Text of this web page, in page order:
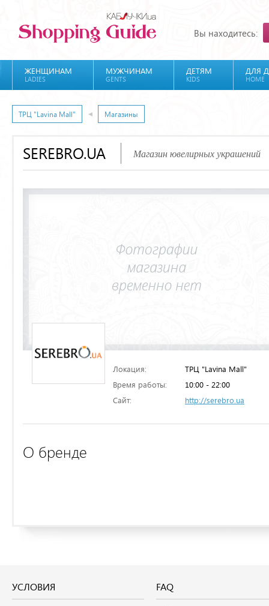
Вы находитесь:
ЖЕНЩИНАМ
LADIES
МУЖЧИНАМ
GENTS
ДЕТЯМ
KIDS
ДЛЯ
HOME
ТРЦ "Lavina Mall" Магазины
SEREBRO.UA Магазин ювелирных украшений
Локация:
ТРЦ "Lavina Mall"
Время работы:
10:00 - 22:00
Сайт:
http://serebro.ua
О бренде
УСЛОВИЯ FAQ